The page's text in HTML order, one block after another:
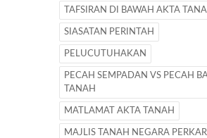
TAFSIRAN DI BAWAH AKTA
SIASATAN PERINTAH
PELUCUTUHAKAN
PECAH SEMPADAN VS PECAH
TANAH
MATLAMAT AKTA TANAH
MAJLIS TANAH NEGARA